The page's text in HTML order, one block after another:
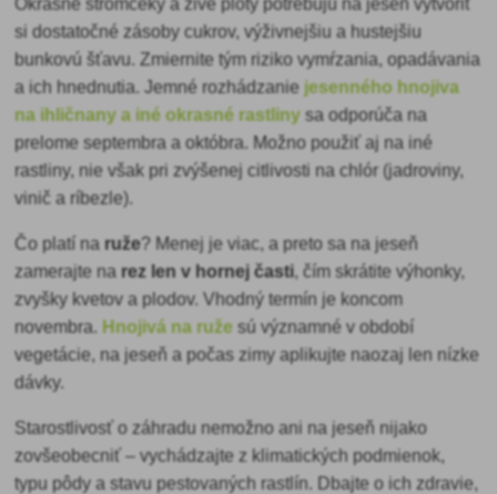
Okrasné stromčeky a živé ploty potrebujúna jeseň vytvoriť
si dostatočné zásoby cukrov, výživnejšiu a hustejšiu
bunkovú šťavu. Zmiernite tým riziko vymŕzania, opadávania
a ich hnednutia. Jemné rozhádzanie jesenného hnojiva
na ihličnany a iné okrasné rastliny sa odporúča na
prelome septembra a októbra. Možno použiť aj na iné
rastliny, nie však pri zvýšenej citlivosti na chlór (jadroviny,
vinič a ríbezle).
Čo platí naruže? Menej je viac, a preto sa na jeseň
zamerajte narez len v hornej časti, čím skrátite výhonky,
zvyšky kvetov a plodov. Vhodný termín je koncom
novembra. Hnojivá na ruže sú významné v období
vegetácie, na jeseň a počas zimy aplikujte naozaj len nízke
dávky.
Starostlivosť o záhradu nemožno ani na jeseň nijako
zovšeobecniť – vychádzajte z klimatických podmienok,
typu pôdy a stavu pestovaných rastlín. Dbajte o ich zdravie,